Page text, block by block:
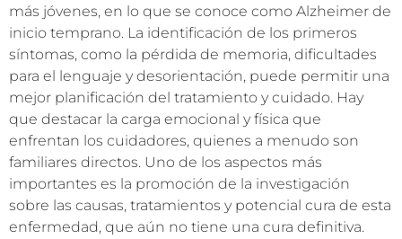
más jóvenes, en lo que se conoce como Alzheimer de
inicio temprano. La identificación de los primeros
síntomas, como la pérdida de memoria, dificultades
para el lenguaje y desorientación, puede permitir una
mejor planificación del tratamiento y cuidado. Hay
que destacar la carga emocional y física que
enfrentan los cuidadores, quienes a menudo son
familiares directos. Uno de los aspectos más
importantes es la promoción de la investigación
sobre las causas, tratamientos y potencial cura de esta
enfermedad, que aún no tiene una cura definitiva.